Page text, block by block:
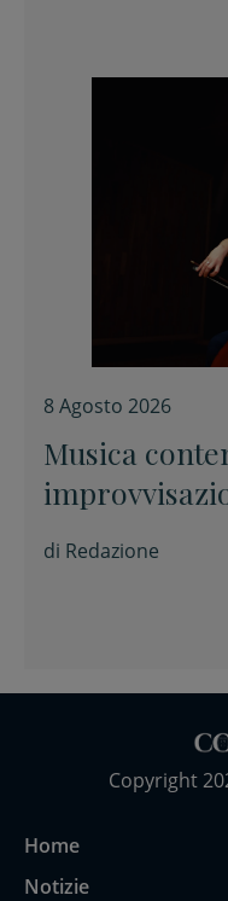
8 Agosto 2026
Musica
Tito Balestra
di Redazione
Copyright
Home
Notizie